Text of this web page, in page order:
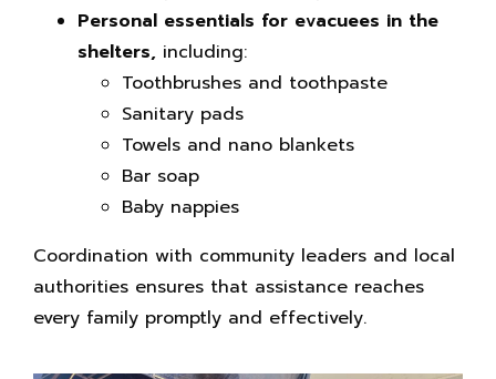
Personal essentials for evacuees in the
shelters, including:
Toothbrushes and toothpaste
Sanitary pads
Towels and nano blankets
Bar soap
Baby nappies
Coordination with community leaders and local
authorities ensures that assistance reaches
every family promptly and effectively.